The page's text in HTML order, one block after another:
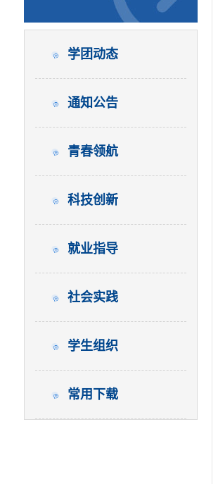
学团动态
通知公告
青春领航
科技创新
就业指导
社会实践
学生组织
常用下载